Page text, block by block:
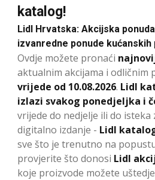
katalog!
Lidl Hrvatska: Akcijska
izvanredne ponude
Ovdje možete pronaći
aktualnim akcijama i odličnim
vrijede od 10.08.2026. Lidl
izlazi svakog ponedjeljka i
vrijede do nedjelje ili do isteka
digitalno izdanje - Lidl
sve što je trenutno na
provjerite što donosi Lidl
koje proizvode možete